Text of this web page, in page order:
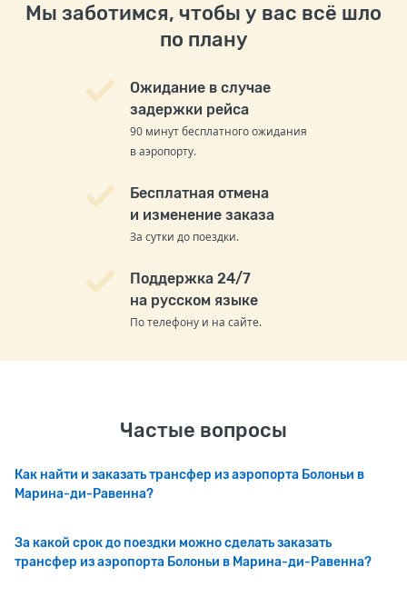
Мы заботимся, чтобы у вас всё шло
по плану
Ожидание в случае
задержки рейса
90 минут бесплатного ожидания
в аэропорту.
Бесплатная отмена
и изменение заказа
За сутки до поездки.
Поддержка 24/7
на русском языке
По телефону и на сайте.
Частые вопросы
Как найти и заказать трансфер из аэропорта Болоньи в
Марина-ди-Равенна?
За какой срок до поездки можно сделать заказать
трансфер из аэропорта Болоньи в Марина-ди-Равенна?